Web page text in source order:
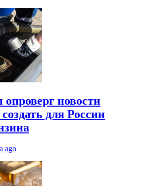
опроверг новости
для России
ago